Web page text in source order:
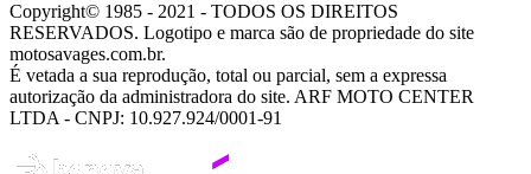
Copyright© 1985 - 2021 - TODOS OS DIREITOS
RESERVADOS. Logotipo e marca são de propriedade do site
motosavages.com.br.
É vetada a sua reprodução, total ou parcial, sem a expressa
autorização da administradora do site. ARF MOTO CENTER
LTDA - CNPJ: 10.927.924/0001-91